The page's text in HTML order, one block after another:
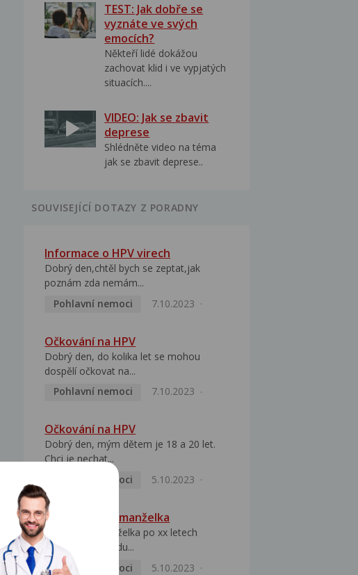
TEST: Jak dobře se
vyznáte ve svých
emocích?
Někteří lidé dokážou
zachovat klid i ve vypjatých
situacích....
VIDEO: Jak se zbavit
deprese
Shlédněte video na téma
jak se zbavit deprese..
SOUVISEJÍCÍ DOTAZY Z PORADNY
Informace o HPV virech
Dobrý den,chtěl bych se zeptat,jak
poznám zda nemám...
Pohlavní nemoci
7.10.2023
Očkování na HPV
Dobrý den, do kolika let se mohou
dospělí očkovat na...
Pohlavní nemoci
7.10.2023
Očkování na HPV
Dobrý den, mým dětem je 18 a 20 let.
Chci je nechat...
Pohlavní nemoci
5.10.2023
HPV pozitivní manželka
Dobrý den, manželka po xx letech
přivezla z Východu...
Pohlavní nemoci
5.10.2023